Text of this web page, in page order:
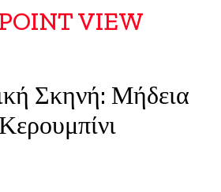
VIEW
Σκηνή: Μήδεια